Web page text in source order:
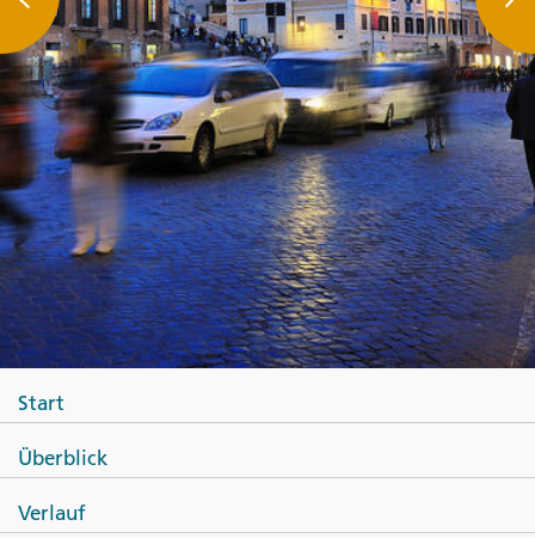
Start
Überblick
Verlauf